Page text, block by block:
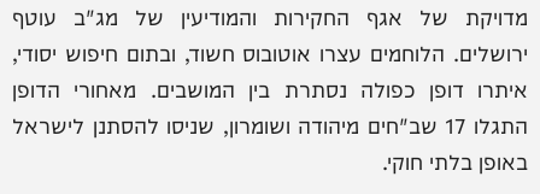
מדויקת של אגף החקירות והמודיעין של מג"ב עוטף
ירושלים. הלוחמים עצרו אוטובוס חשוד, ובתום חיפוש יסודי,
איתרו דופן כפולה נסתרת בין המושבים. מאחורי הדופן
התגלו 17 שב"חים מיהודה ושומרון, שניסו להסתנן לישראל
באופן בלתי חוקי.